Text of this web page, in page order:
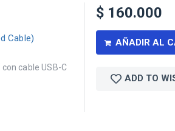
Cable)
cable USB-C
$ 160.000
AÑADIR AL
ADD TO